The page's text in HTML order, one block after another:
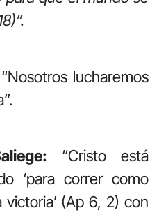
“Nosotros lucharemos
“Cristo está
‘para correr como
(Ap 6, 2) con